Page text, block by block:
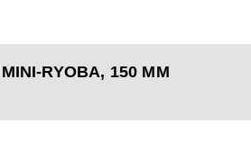
RYOBA, 150 MM